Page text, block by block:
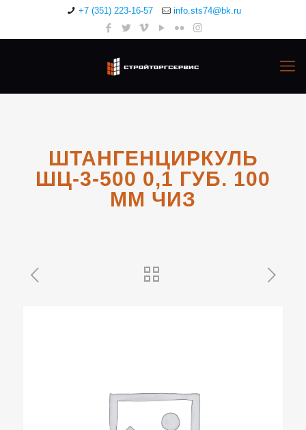
+7 (351) 223-16-57 info.sts74@bk.ru
ШТАНГЕНЦИРКУЛЬ
ШЦ-3-500 0,1 ГУБ. 100
ММ ЧИЗ